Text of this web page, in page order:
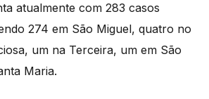
atualmente com 283 casos
274 em São Miguel, quatro no
um na Terceira, um em São
Maria.